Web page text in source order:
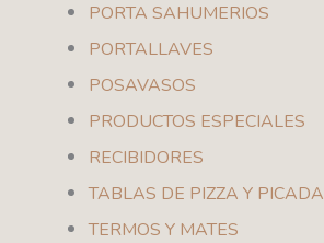
PORTA SAHUMERIOS
PORTALLAVES
POSAVASOS
PRODUCTOS ESPECIALES
RECIBIDORES
TABLAS DE PIZZA Y PICADA
TERMOS Y MATES